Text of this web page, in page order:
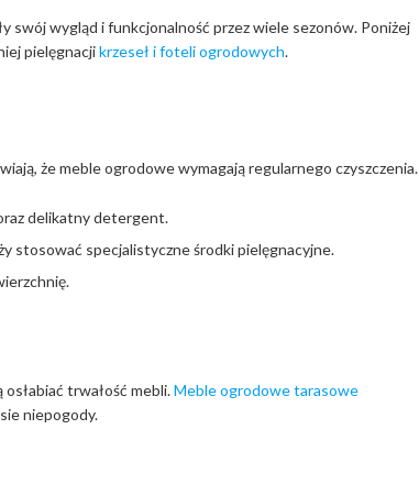
swój wygląd i funkcjonalność przez wiele sezonów. Poniżej
pielęgnacjikrzeseł i foteli ogrodowych.
że meble ogrodowe wymagają regularnego czyszczenia.
delikatny detergent.
stosować specjalistyczne środki pielęgnacyjne.
trwałość mebli.Meble ogrodowe tarasowe
niepogody.